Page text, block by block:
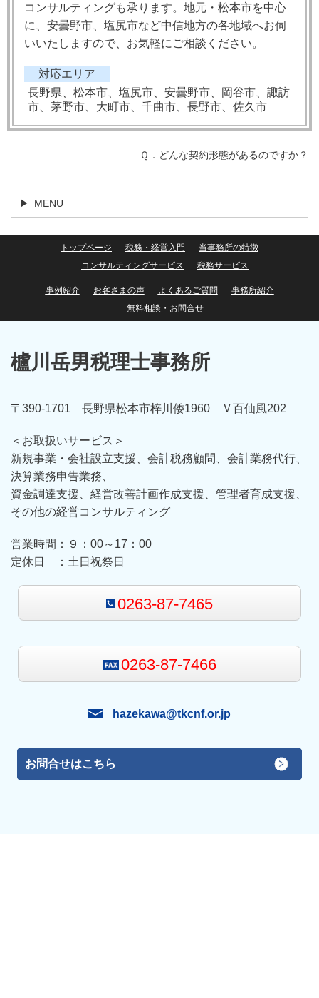
コンサルティングも承ります。地元・松本市を中心
に、安曇野市、塩尻市など中信地方の各地域へお伺
いいたしますので、お気軽にご相談ください。
対応エリア
長野県、松本市、塩尻市、安曇野市、岡谷市、諏訪
市、茅野市、大町市、千曲市、長野市、佐久市
Ｑ．どんな契約形態があるのですか？
MENU
トップページ 税務・経営入門
当事務所の特徴
コンサルティングサービス
税務サービス
事例紹介 お客さまの声 よくあるご質問
事務所紹介
無料相談・お問合せ
櫨川岳男税理士事務所
〒390-1701 長野県松本市梓川倭1960 Ｖ百仙風202
＜お取扱いサービス＞
新規事業・会社設立支援、会計税務顧問、会計業務代行、
決算業務申告業務、
資金調達支援、経営改善計画作成支援、管理者育成支援、
その他の経営コンサルティング
営業時間：９：00～17：00
定休日 ：土日祝祭日
0263-87-7465
0263-87-7466
hazekawa@tkcnf.or.jp
お問合せはこちら